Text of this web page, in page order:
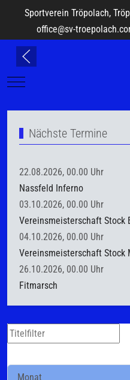
Sportverein Tröpolach,
office@sv-
Mobile Menu Toggle
Nächste Termine
22.08.2026, 00.00 Uhr
Nassfeld Inferno
03.10.2026, 00.00 Uhr
Vereinsmeisterschaft Stock
04.10.2026, 00.00 Uhr
Vereinsmeisterschaft Stock
26.10.2026, 00.00 Uhr
Fitmarsch
Filter
Titelfilter